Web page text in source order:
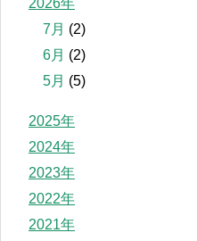
7月 (2)
6月 (2)
5月 (5)
2025年
2024年
2023年
2022年
2021年